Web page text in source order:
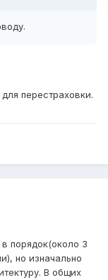
перестраховки.
порядок(около 3
но изначально
В общих